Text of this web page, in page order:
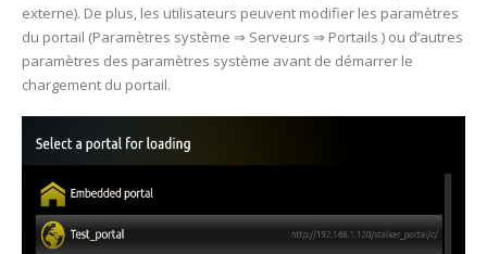
externe). De plus, les utilisateurs peuvent modifier les paramètres
du portail (Paramètres système ⇒ Serveurs ⇒ Portails ) ou d’autres
paramètres des paramètres système avant de démarrer le
chargement du portail.